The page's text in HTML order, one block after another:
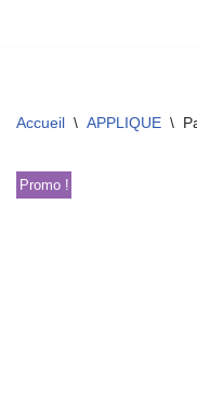
Accueil \ APPLIQUE \
Promo !